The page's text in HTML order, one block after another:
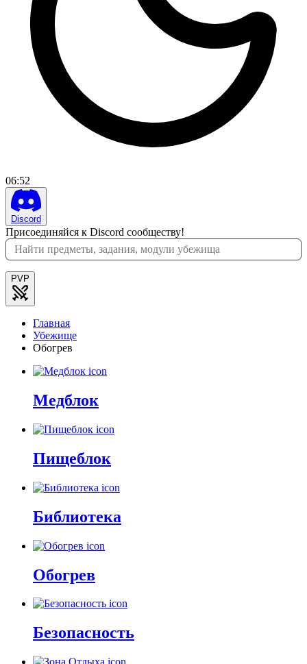
06:52
Discord
Присоединяйся к Discord сообществу!
PVP
Главная
Убежище
Обогрев
Медблок
Пищеблок
Библиотека
Обогрев
Безопасность